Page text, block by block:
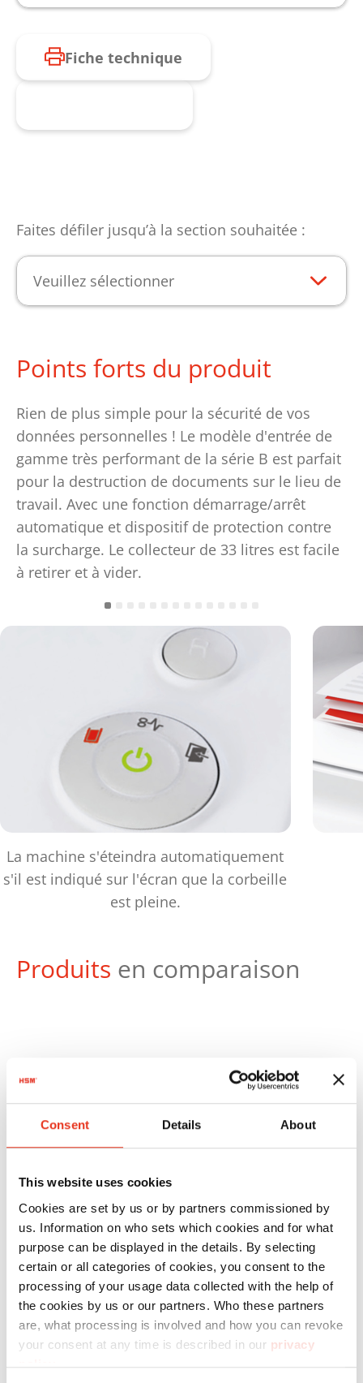
Consent Details About
This website uses cookies
Cookies are set by us or by partners commissioned by
us. Information on who sets which cookies and for what
purpose can be displayed in the details. By selecting
certain or all categories of cookies, you consent to the
processing of your usage data collected with the help of
the cookies by us or our partners. Who these partners
are, what processing is involved and how you can revoke
your consent at any time is described in our privacy
policy.
Fiche technique
Faites défiler jusqu’à la section souhaitée :
Veuillez sélectionner
Points forts du produit
Rien de plus simple pour la sécurité de vos
données personnelles ! Le modèle d'entrée de
gamme très performant de la série B est parfait
pour la destruction de documents sur le lieu de
travail. Avec une fonction démarrage/arrêt
automatique et dispositif de protection contre
la surcharge. Le collecteur de 33 litres est facile
à retirer et à vider.
La machine s'éteindra automatiquement
s'il est indiqué sur l'écran que la corbeille
est pleine.
Produits en comparaison
Réf.
HSM
SECURIO
B22 - 5,8
mm
1831121